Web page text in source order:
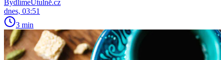
BydlímeÚtulně.cz
dnes, 03:51
3 min